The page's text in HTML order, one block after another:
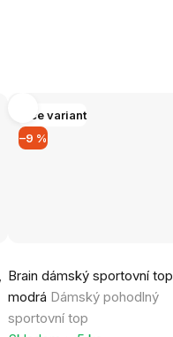
–9 %
Více variant
Brain dámský sportovní top,
modrá Dámský pohodlný
sportovní top